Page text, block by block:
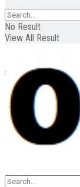
No Result
View All Result